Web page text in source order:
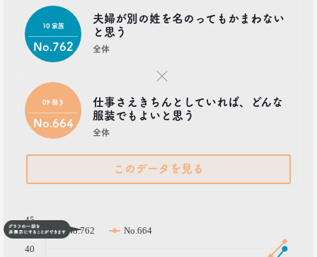
夫婦が別の姓を名のってもかまわない
と思う
全体
10 家族
No.762
仕事さえきちんとしていれば、どんな
服装でもよいと思う
全体
09 働き
No.664
このデータを見る
No.762 No.664
40
45